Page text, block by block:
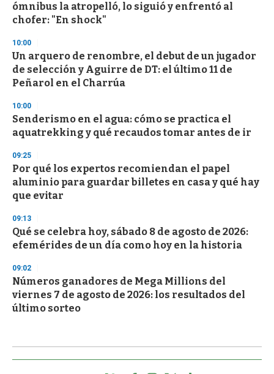
ómnibus la atropelló, lo siguió y enfrentó al
chofer: "En shock"
10:00
Un arquero de renombre, el debut de un jugador
de selección y Aguirre de DT: el último 11 de
Peñarol en el Charrúa
10:00
Senderismo en el agua: cómo se practica el
aquatrekking y qué recaudos tomar antes de ir
09:25
Por qué los expertos recomiendan el papel
aluminio para guardar billetes en casa y qué hay
que evitar
09:13
Qué se celebra hoy, sábado 8 de agosto de 2026:
efemérides de un día como hoy en la historia
09:02
Números ganadores de Mega Millions del
viernes 7 de agosto de 2026: los resultados del
último sorteo